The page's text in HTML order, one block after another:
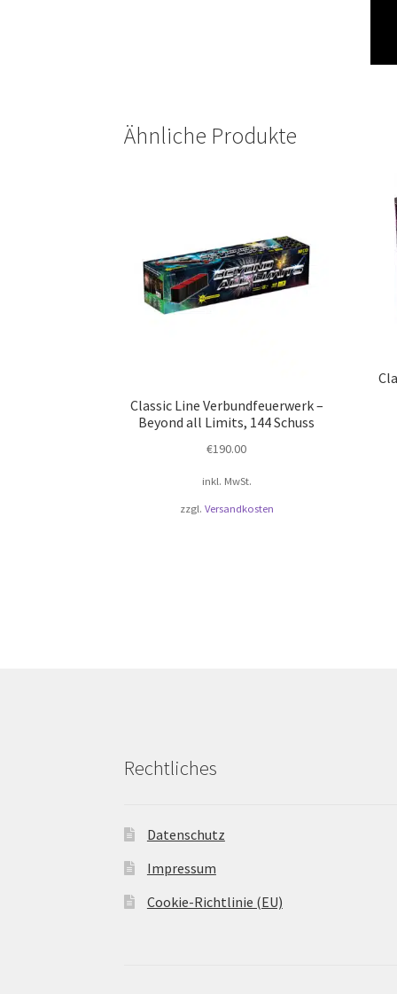
Ähnliche Produkte
Classic Line Verbundfeuerwerk –
Beyond all Limits, 144 Schuss
€190.00
inkl. MwSt.
zzgl. Versandkosten
Rechtliches
Datenschutz
Impressum
Cookie-Richtlinie (EU)